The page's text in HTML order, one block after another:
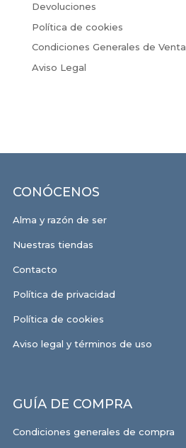
Devoluciones
Política de cookies
Condiciones Generales de Venta
Aviso Legal
CONÓCENOS
Alma y razón de ser
Nuestras tiendas
Contacto
Política de privacidad
Política de cookies
Aviso legal y términos de uso
GUÍA DE COMPRA
Condiciones generales de compra